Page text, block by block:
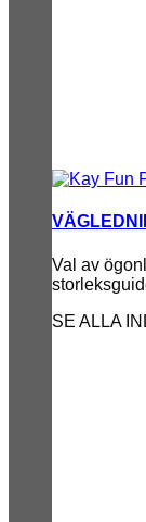
Val av
SE ALLA